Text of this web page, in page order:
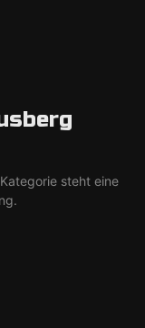
steht eine